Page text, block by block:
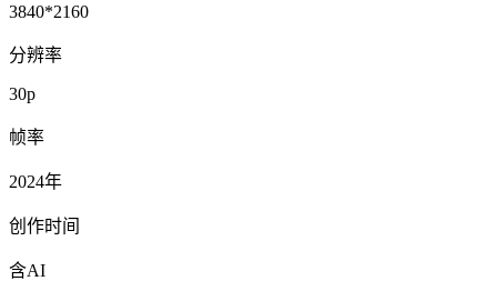
3840*2160
分辨率
30p
帧率
2024年
创作时间
含AI